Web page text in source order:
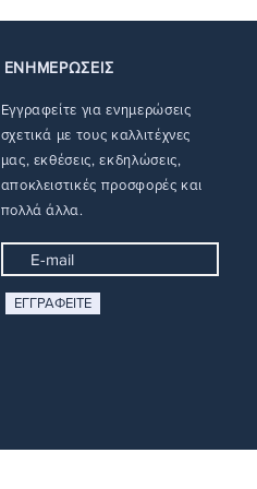
ΕΝΗΜΕΡΩΣΕΙΣ
Εγγραφείτε για ενημερώσεις
σχετικά με τους καλλιτέχνες
μας, εκθέσεις, εκδηλώσεις,
αποκλειστικές προσφορές και
πολλά άλλα.​
ΕΓΓΡΑΦΕΙΤΕ